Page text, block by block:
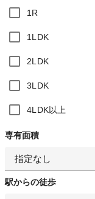
1R
1LDK
2LDK
3LDK
4LDK以上
専有面積
指定なし
駅からの徒歩